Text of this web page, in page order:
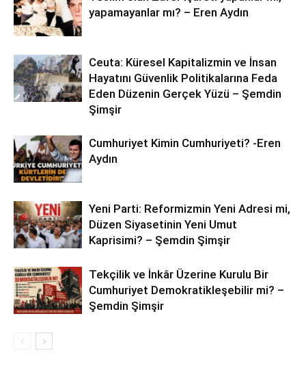
yapamayanlar mı? – Eren Aydın
Ceuta: Küresel Kapitalizmin ve İnsan
Hayatını Güvenlik Politikalarına Feda
Eden Düzenin Gerçek Yüzü – Şemdin
Şimşir
Cumhuriyet Kimin Cumhuriyeti? -Eren
Aydın
Yeni Parti: Reformizmin Yeni Adresi mi,
Düzen Siyasetinin Yeni Umut
Kaprisimi? – Şemdin Şimşir
Tekçilik ve İnkâr Üzerine Kurulu Bir
Cumhuriyet Demokratikleşebilir mi? –
Şemdin Şimşir